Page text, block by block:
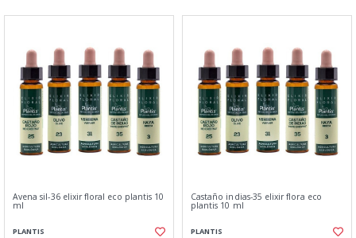
Avena sil-36 elixir floral eco plantis 10
ml
PLANTIS
Castaño indias-35 elixir flora eco
plantis 10 ml
PLANTIS